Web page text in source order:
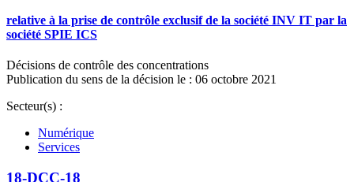
relative à la prise de contrôle exclusif de la société INV IT par la
société SPIE ICS
Décisions de contrôle des concentrations
Publication du sens de la décision le : 06 octobre 2021
Secteur(s) :
Numérique
Services
18-DCC-18